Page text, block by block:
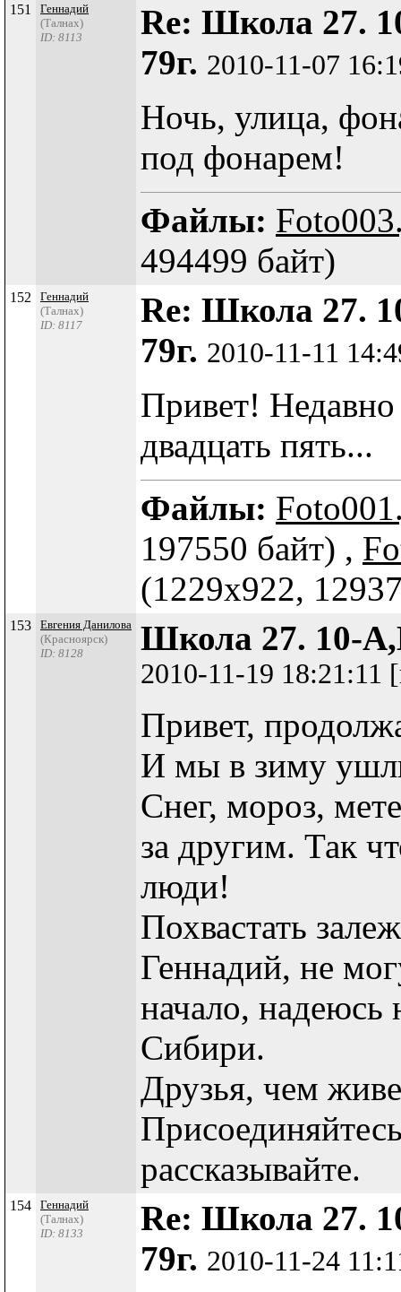
151
Геннадий
(Талнах)
ID: 8113
Re: Школа 27.
79г. 2010-11-07
Ночь, улица,
под фонарем!
Файлы:
494499 байт)
152
Геннадий
(Талнах)
ID: 8117
Re: Школа 27.
79г. 2010-11-11
Привет!
двадцать пять...
Файлы:
197550 байт) ,
(1229x922,
153
Евгения Данилова
(Красноярск)
ID: 8128
Школа 27. 10-
2010-11-19 18:21:11
Привет,
И мы в зиму
Снег, мороз,
за другим. Так
люди!
Похвастать
Геннадий, не
начало, надеюсь
Сибири.
Друзья, чем
рассказывайте.
154
Геннадий
(Талнах)
ID: 8133
Re: Школа 27.
79г. 2010-11-24